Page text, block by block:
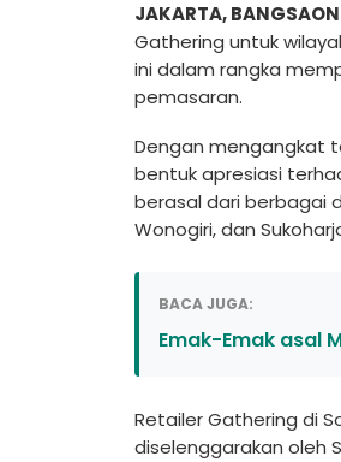
JAKARTA,
Gathering untuk
ini dalam rangka
pemasaran.
Dengan mengangkat
bentuk apresiasi
berasal dari berbagai
Wonogiri, dan
BACA JUGA:
Emak-Emak asal
Retailer Gathering di
diselenggarakan oleh